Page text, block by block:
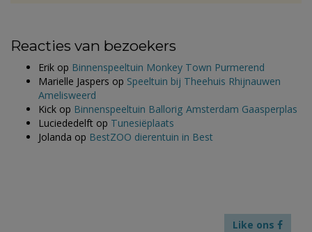
Reacties van bezoekers
Erik op Binnenspeeltuin Monkey Town Purmerend
Marielle Jaspers op Speeltuin bij Theehuis Rhijnauwen
Amelisweerd
Kick op Binnenspeeltuin Ballorig Amsterdam Gaasperplas
Luciededelft op Tunesiëplaats
Jolanda op BestZOO dierentuin in Best
Like ons